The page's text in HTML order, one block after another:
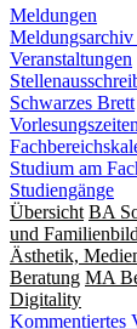
Meldungen
Veranstaltungen
Schwarzes Brett
Studium am
Studiengänge
Übersicht BA
und
Ästhetik,
Beratung MA
Digitality
Kommentiertes